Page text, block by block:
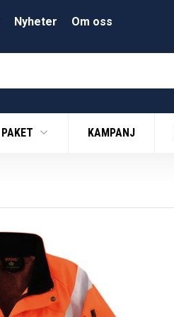
Nyheter
Om oss
PAKET KAMPANJ